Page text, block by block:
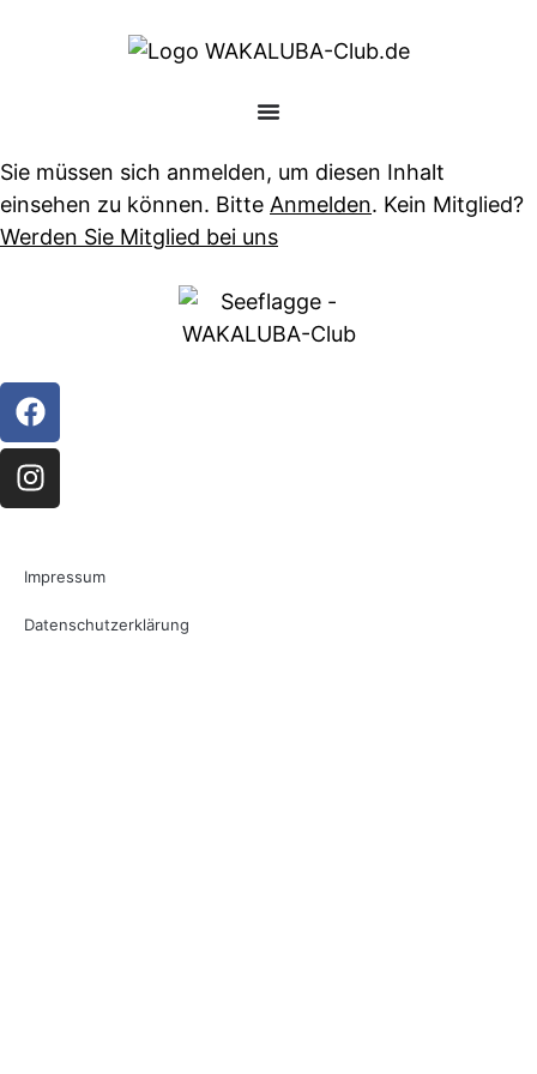
Sie müssen sich anmelden, um diesen Inhalt
einsehen zu können. Bitte Anmelden. Kein Mitglied?
Werden Sie Mitglied bei uns
Impressum
Datenschutzerklärung